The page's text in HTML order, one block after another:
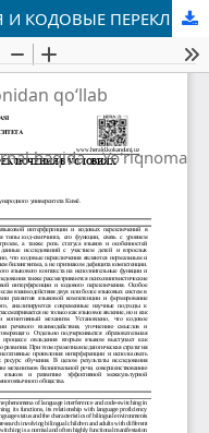
ЯЗЫКОВАЯ ИНТЕРФЕРЕНЦИЯ И КОДОВЫЕ ПЕРЕКЛЮЧЕНИЯ В УСЛОВИЯХ БИЛИНГВИЗМА
qo‘llab
haqida Yo'riqnoma